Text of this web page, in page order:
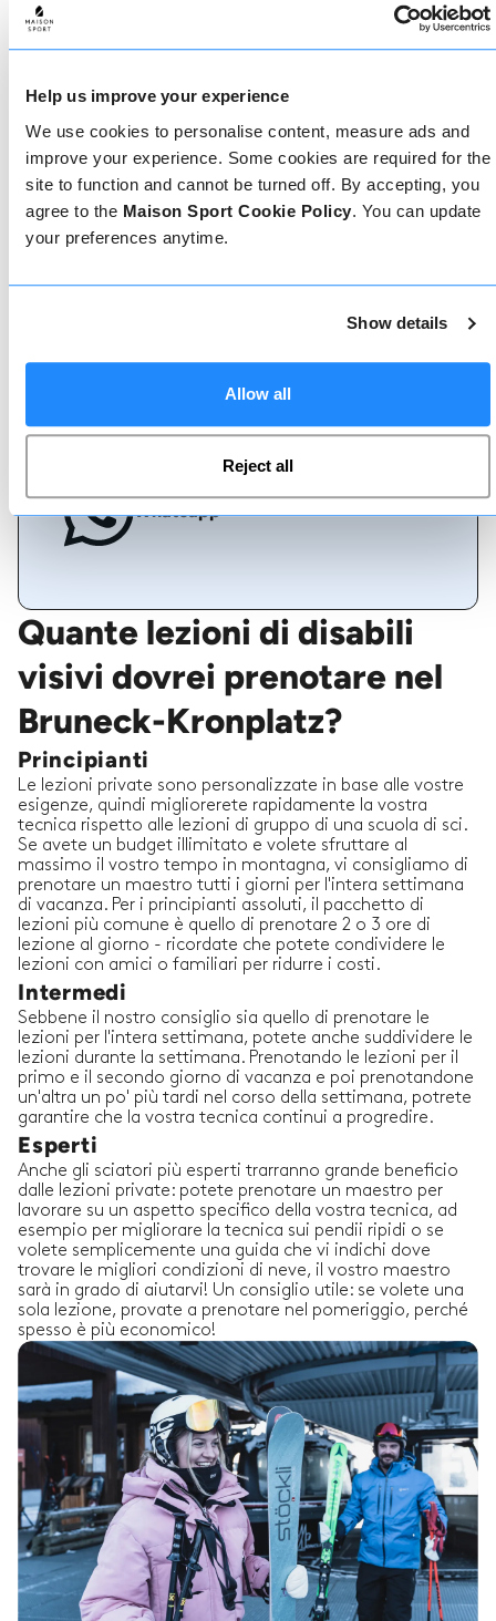
Help us improve your experience
We use cookies to personalise content, measure ads and
improve your experience. Some cookies are required for the
site to function and cannot be turned off. By accepting, you
agree to the Maison Sport Cookie Policy. You can update
your preferences anytime.
Show details
Allow all
Reject all
Prenotare con noi non potrebbe essere più
semplice, il nostro team di esperti è sempre a
o parlate con il nostro team se avete bisogno di
assistenza.
Prenota online
Chat dal vivo
Whatsapp
Quante lezioni di disabili
visivi dovrei prenotare nel
Bruneck-Kronplatz?
Principianti
Le lezioni private sono personalizzate in base alle vostre
esigenze, quindi migliorerete rapidamente la vostra
tecnica rispetto alle lezioni di gruppo di una scuola di sci.
Se avete un budget illimitato e volete sfruttare al
massimo il vostro tempo in montagna, vi consigliamo di
prenotare un maestro tutti i giorni per l'intera settimana
di vacanza. Per i principianti assoluti, il pacchetto di
lezioni più comune è quello di prenotare 2 o 3 ore di
lezione al giorno - ricordate che potete condividere le
lezioni con amici o familiari per ridurre i costi.
Intermedi
Sebbene il nostro consiglio sia quello di prenotare le
lezioni per l'intera settimana, potete anche suddividere le
lezioni durante la settimana. Prenotando le lezioni per il
primo e il secondo giorno di vacanza e poi prenotandone
un'altra un po' più tardi nel corso della settimana, potrete
garantire che la vostra tecnica continui a progredire.
Esperti
Anche gli sciatori più esperti trarranno grande beneficio
dalle lezioni private: potete prenotare un maestro per
lavorare su un aspetto specifico della vostra tecnica, ad
esempio per migliorare la tecnica sui pendii ripidi o se
volete semplicemente una guida che vi indichi dove
trovare le migliori condizioni di neve, il vostro maestro
sarà in grado di aiutarvi! Un consiglio utile: se volete una
sola lezione, provate a prenotare nel pomeriggio, perché
spesso è più economico!